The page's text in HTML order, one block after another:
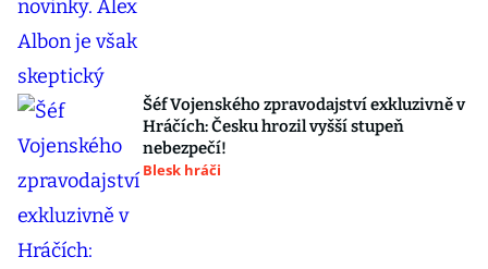
Šéf Vojenského zpravodajství exkluzivně v
Hráčích: Česku hrozil vyšší stupeň
nebezpečí!
Blesk hráči